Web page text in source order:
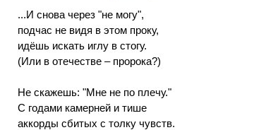
...И снова через "не могу",
подчас не видя в этом проку,
идёшь искать иглу в стогу.
(Или в отечестве – пророка?)
Не скажешь: "Мне не по плечу."
С годами камерней и тише
аккорды сбитых с толку чувств.